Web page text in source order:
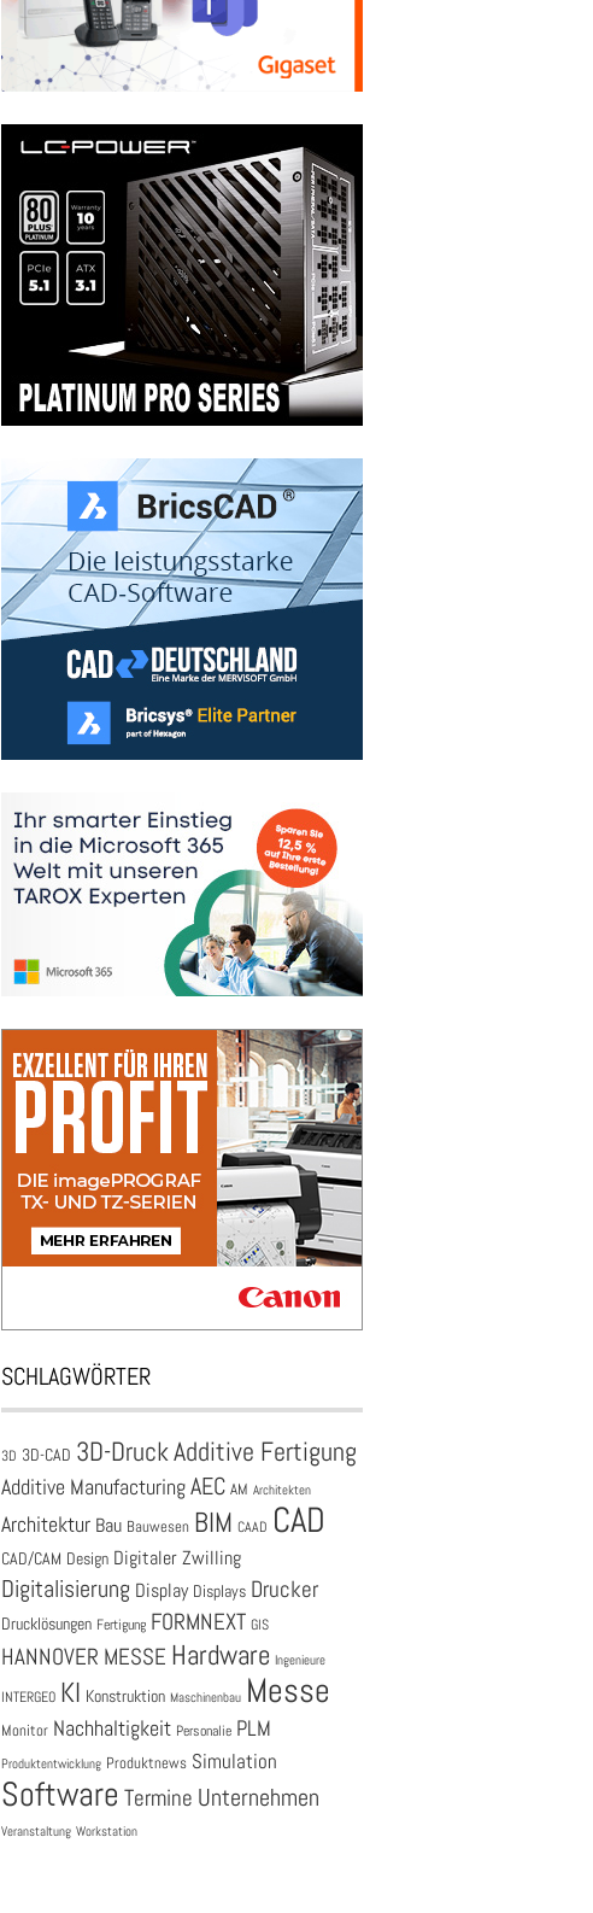
SCHLAGWÖRTER
3D 3D-CAD 3D-DruckAdditive Fertigung
Additive ManufacturingAEC AM Architekten
Architektur Bau Bauwesen BIM CAAD CAD
CAD/CAM Design Digitaler Zwilling
Digitalisierung Display Displays Drucker
Drucklösungen Fertigung FORMNEXT GIS
HANNOVER MESSE Hardware Ingenieure
INTERGEO KI Konstruktion Maschinenbau Messe
Monitor Nachhaltigkeit Personalie PLM
Produktentwicklung Produktnews Simulation
Software Termine Unternehmen
Veranstaltung Workstation